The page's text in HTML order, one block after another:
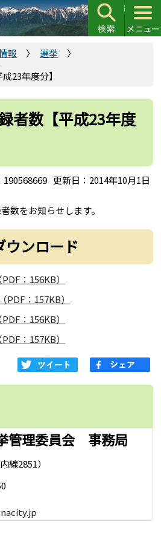
報
選挙
23年度分】
者数【平成23年度
更新日：2014年10月1日
数をお知らせします。
ウンロード
：156KB）
PDF：157KB）
：156KB）
：157KB）
管理委員会 事務局
線2851）